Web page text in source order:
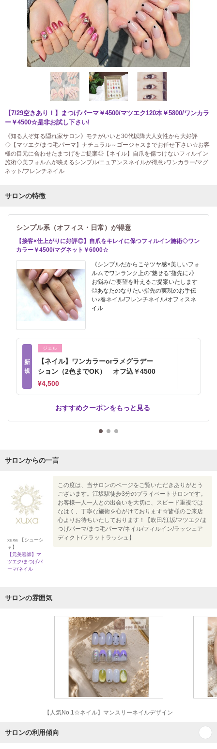
【7/29空きあり！】まつげパーマ￥4500/マツエク120本￥5800/ワンカラ
ー￥4500☆是非お試し下さい!
《知る人ぞ知る隠れ家サロン》モチがいいと30代以降大人女性から大好評
◇【マツエク/まつ毛パーマ】ナチュラル～ゴージャスまでお任せ下さい☆お客
様の目元に合わせたまつげをご提案◎【ネイル】自爪を傷つけないフィルイン
施術◇美フォルムが映えるシンプル/ニュアンスネイルが得意♪ワンカラー/マグ
ネット/フレンチネイル
サロンの特徴
シンプル系（オフィス・日常）が得意
【接客×仕上がりに好評◎】自爪をキレイに保つフィルイン施術◇ワン
カラー￥4500/マグネット￥6000☆
《シンプルだからこそツヤ感×美しいフォ
ルムでワンランク上の"魅せる"指先に♪》
お悩み/ご要望を叶えるご提案いたします
◎あなたのなりたい指先の実現のお手伝
い♪春ネイル/フレンチネイル/オフィスネ
イル
新
規
ジェル
【ネイル】ワンカラーorラメグラデー
ション（2色までOK） オフ込￥4500
¥4,500
おすすめクーポンをもっと見る
サロンからの一言
xuxa 【シューシ
ャ】
【元美容師】マ
ツエク/まつげパ
ーマ/ネイル
この度は、当サロンのページをご覧いただきありがとう
ございます。江坂駅徒歩3分のプライベートサロンです。
お客様一人一人との出会いを大切に、スピード重視では
なはく、丁寧な施術を心がけております☆皆様のご来店
心よりお待ちいたしております！【吹田/江坂/マツエク/ま
つげパーマ/まつ毛パーマ/ネイル/フィルイン/ラッシュア
ディクト/フラットラッシュ】
サロンの雰囲気
【人気No.1☆ネイル】マンスリーネイルデザイン
サロンの利用傾向